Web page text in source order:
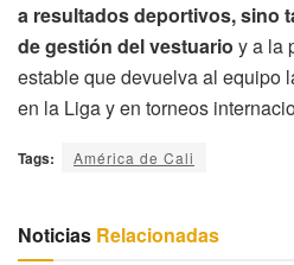
a resultados deportivos, sino
de gestión del vestuario y a la
estable que devuelva al equipo
en la Liga y en torneos
Tags: América de Cali
Noticias Relacionadas